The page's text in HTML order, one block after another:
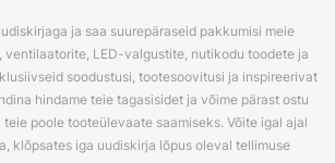
ja saa suurepäraseid pakkumisi meie
ventilaatorite, LED-valgustite, nutikodu toodete ja
soodustusi, tootesoovitusi ja inspireerivat
hindame teie tagasisidet ja võime pärast ostu
poole tooteülevaate saamiseks. Võite igal ajal
klõpsates iga uudiskirja lõpus oleval tellimuse